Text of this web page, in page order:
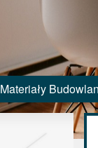
Materiały